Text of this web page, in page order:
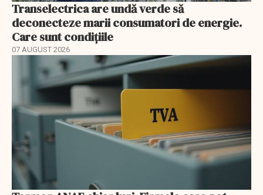
Transelectrica are undă verde să
deconecteze marii consumatori de energie.
Care sunt condițiile
07 AUGUST 2026